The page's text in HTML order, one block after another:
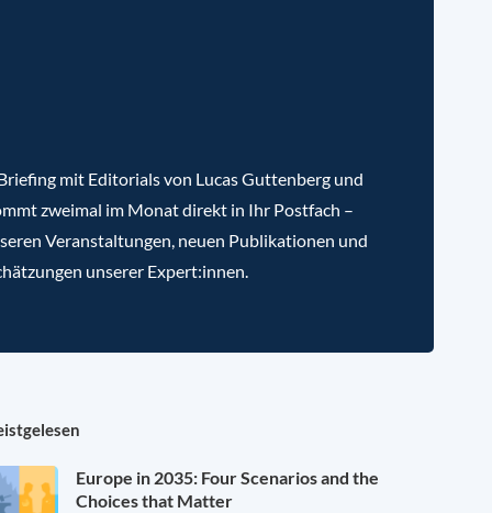
mit Editorials von Lucas Guttenberg und
zweimal im Monat direkt in Ihr Postfach –
Veranstaltungen, neuen Publikationen und
unserer Expert:innen.
Europe in 2035: Four Scenarios and the
Choices that Matter